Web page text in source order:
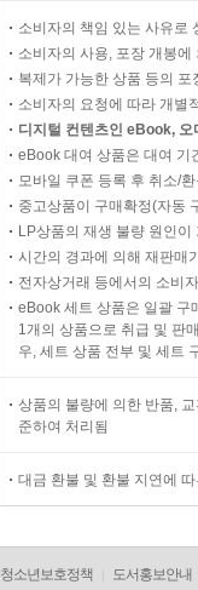
소비자의 책임 있는 사유로
소비자의 사용, 포장 개봉
복제가 가능한 상품 등의
소비자의 요청에 따라 개별
디지털 컨텐츠인 eBook,
eBook 대여 상품은 대여 기
모바일 쿠폰 등록 후 취소/
중고상품이 구매확정(자동
LP상품의 재생 불량 원인
시간의 경과에 의해 재판매
전자상거래 등에서의 소비
eBook 세트 상품은 일괄 구
1개의 상품으로 취급 및 판
우, 세트 상품 전부 및 세트
상품의 불량에 의한 반품,
준하여 처리됨
대금 환불 및 환불 지연에
청소년보호정책 도서홍보안내